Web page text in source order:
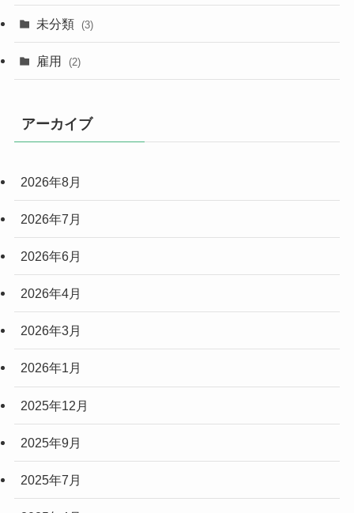
未分類 (3)
雇用 (2)
アーカイブ
2026年8月
2026年7月
2026年6月
2026年4月
2026年3月
2026年1月
2025年12月
2025年9月
2025年7月